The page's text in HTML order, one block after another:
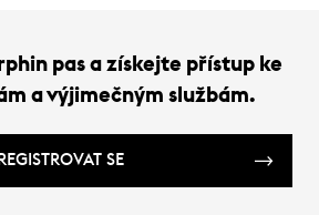
pas a získejte přístup ke
a výjimečným službám.
REGISTROVAT SE